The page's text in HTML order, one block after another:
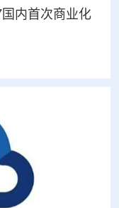
内首次商业化